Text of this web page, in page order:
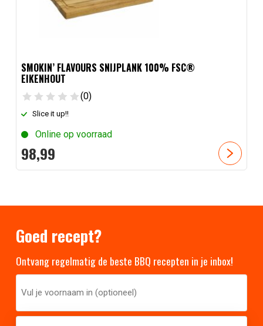
SMOKIN’ FLAVOURS SNIJPLANK 100% FSC®
EIKENHOUT
(0)
Slice it up!!
Online op voorraad
98,99
Goed recept?
Ontvang regelmatig de beste BBQ recepten in je inbox!